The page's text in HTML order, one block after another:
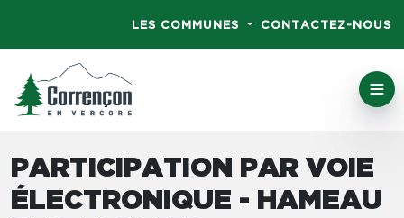
LES COMMUNES CONTACTEZ-NOUS
PARTICIPATION PAR VOIE
ÉLECTRONIQUE - HAMEAU